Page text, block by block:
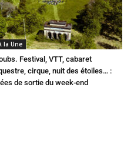
la Une
Festival, VTT, cabaret
cirque, nuit des étoiles… :
de sortie du week-end